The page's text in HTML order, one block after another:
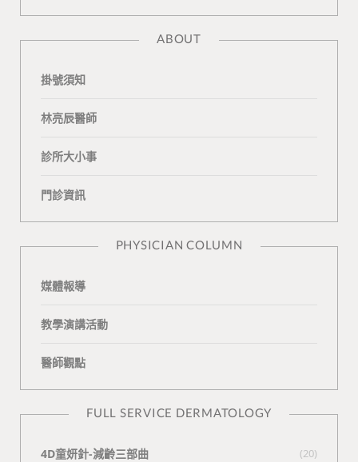
a
l
n
o
K
e
t
ABOUT
掛號須知
林亮辰醫師
診所大小事
門診資訊
PHYSICIAN COLUMN
媒體報導
教學演講活動
醫師觀點
FULL SERVICE DERMATOLOGY
4D童妍針-減齡三部曲 (20)